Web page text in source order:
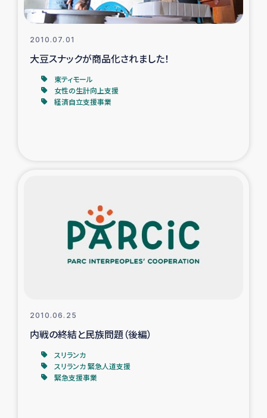
トルコにおけるシリア難民支援事業
インドネシア中部 スラウェシの地震・津波被災者支援
スリランカ ムライティブ県帰還民の生活再建支援
スリランカの南北女性をつなぐサリー・リサイクル・プロ
ジェクト
復興支援事業
2010.07.01
大豆スナックが商品化されました！
東ティモール
女性の生計向上支援
経済自立支援事業
2010.06.25
内戦の終結と民族問題（後編）
スリランカ
スリランカ 緊急人道支援
緊急支援事業